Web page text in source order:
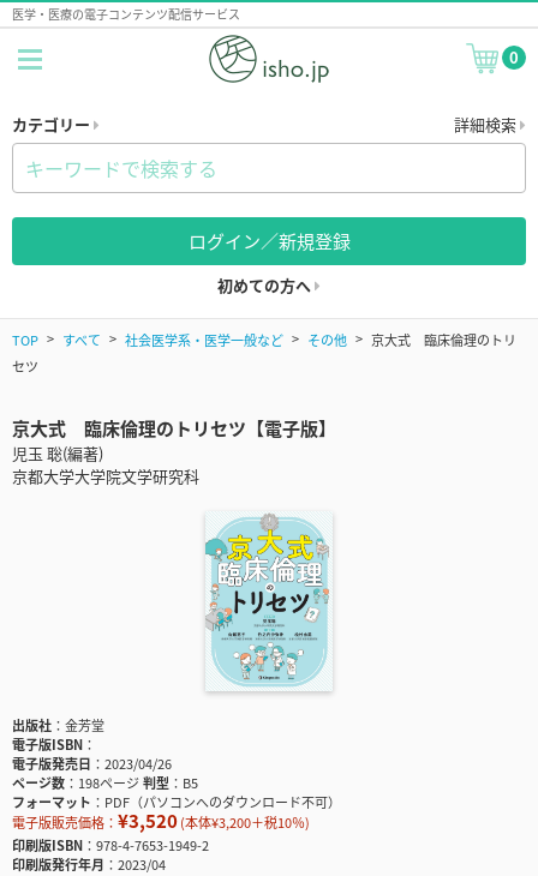
医学・医療の電子コンテンツ配信サービス
0
カテゴリー 詳細検索
ログイン／新規登録
初めての方へ
TOP すべて 社会医学系・医学一般など その他
京大式 臨床倫理のトリ
セツ
京大式 臨床倫理のトリセツ【電子版】
児玉 聡(編著)
京都大学大学院文学研究科
出版社
金芳堂
電子版ISBN
電子版発売日
2023/04/26
ページ数
198ページ判型
B5
フォーマット
PDF（パソコンへのダウンロード不可）
電子版販売価格： ¥3,520(本体¥3,200＋税10％)
印刷版ISBN
978-4-7653-1949-2
印刷版発行年月
2023/04